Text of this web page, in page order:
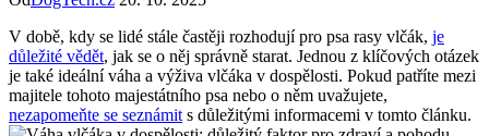
V době, kdy se lidé stále⁤ častěji rozhodují⁢ pro psa‍ rasy vlčák, je
důležité vědět, ‍jak ⁣se o něj ​správně starat. Jednou z klíčových otázek
je také ideální váha a výživa ⁢vlčáka v ​dospělosti. Pokud⁢ patříte mezi⁢
majitele tohoto ​majestátního psa nebo o​ něm​ uvažujete,
nezapomeňte se seznámit ⁤ s důležitými informacemi⁣ v tomto​ článku.